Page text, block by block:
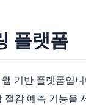
플랫폼
기반 플랫폼입
감 예측 기능을